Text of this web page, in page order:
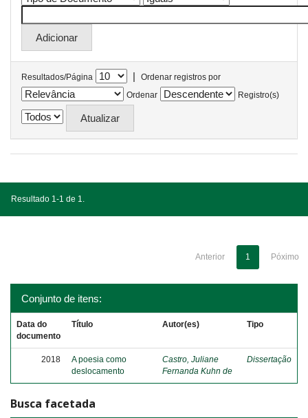
Resultados/Página |
Ordenar registros por
Ordenar
Registro(s)
Resultado 1-1 de 1.
Anterior 1 Póximo
Conjunto de itens:
Data do
documento
Título Autor(es) Tipo
2018
A poesia como
deslocamento
Castro, Juliane
Fernanda Kuhn de
Dissertação
Busca facetada